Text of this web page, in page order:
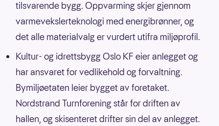
tilsvarende bygg. Oppvarming skjer gjennom
varmevekslerteknologi med energibrønner, og
det alle materialvalg er vurdert utifra miljøprofil.
Kultur- og idrettsbygg Oslo KF eier anlegget og
har ansvaret for vedlikehold og forvaltning.
Bymiljøetaten leier bygget av foretaket.
Nordstrand Turnforening står for driften av
hallen, og skisenteret drifter sin del av anlegget.